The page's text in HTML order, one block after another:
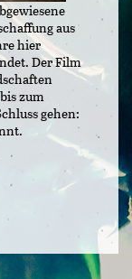
aus
hier
Der Film
zum
gehen: